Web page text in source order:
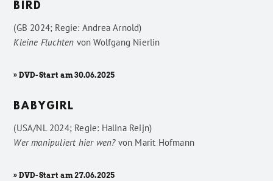
BIRD
(GB 2024; Regie: Andrea Arnold)
Kleine Fluchten vonWolfgang Nierlin
» DVD-Start am 30.06.2025
BABYGIRL
(USA/NL 2024; Regie: Halina Reijn)
Wer manipuliert hier wen?von Marit Hofmann
» DVD-Start am 27.06.2025